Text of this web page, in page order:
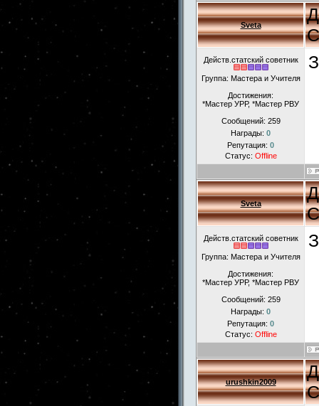
Sveta
Действ.статский советник
Группа: Мастера и Учителя
Достижения:
*Мастер УРР, *Мастер РВУ
Сообщений: 259
Награды: 0
Репутация: 0
Статус: Offline
Sveta
Действ.статский советник
Группа: Мастера и Учителя
Достижения:
*Мастер УРР, *Мастер РВУ
Сообщений: 259
Награды: 0
Репутация: 0
Статус: Offline
urushkin2009